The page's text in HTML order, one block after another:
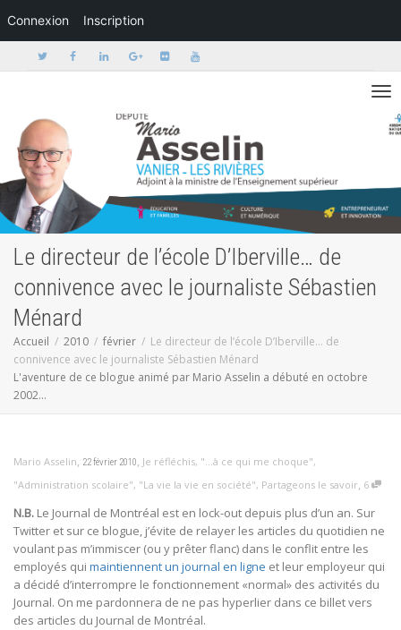
Connexion Inscription
Activer/
Le directeur de l’école D’Iberville… de
connivence avec le journaliste Sébastien
Ménard
Accueil 2010 février
Le directeur de l’école D’Iberville… de
connivence avec le journaliste Sébastien Ménard
L'aventure de ce blogue animé par Mario Asselin a débuté en octobre
2002...
Mario Asselin, 22 février 2010, Je réfléchis, "...à ce qui me choque",
"Administration scolaire", "La vie la vie en société", Partageons le savoir, 6
N.B. Le Journal de Montréal est en lock-out depuis plus d’un an. Sur
Twitter et sur ce blogue, j’évite de relayer les articles du quotidien ne
voulant pas m’immiscer (ou y prêter flanc) dans le conflit entre les
employés qui maintiennent un journal en ligne et leur employeur qui
a décidé d’interrompre le fonctionnement «normal» des activités du
Journal. On me pardonnera de ne pas hyperlier dans ce billet vers
des articles du Journal de Montréal.